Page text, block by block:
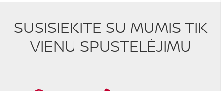
SUSISIEKITE SU MUMIS TIK
VIENU SPUSTELĖJIMU